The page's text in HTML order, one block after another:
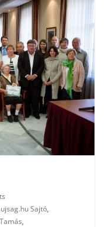
Sajtó,
,